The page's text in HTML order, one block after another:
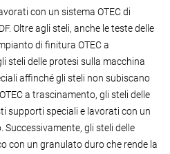
con un sistema OTEC di
Oltre agli steli, anche le teste delle
di finitura OTEC a
steli delle protesi sulla macchina
affinché gli steli non subiscano
a trascinamento, gli steli delle
supporti speciali e lavorati con un
gli steli delle
con un granulato duro che rende la